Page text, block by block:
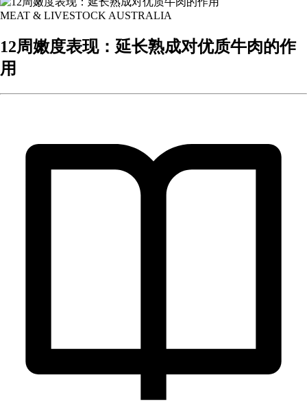
MEAT & LIVESTOCK AUSTRALIA
12周嫩度表现：延长熟成对优质牛肉的作
用